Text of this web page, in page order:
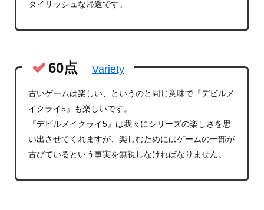
タイリッシュな帰還です。
60点 Variety
古いゲームは楽しい、というのと同じ意味で『デビルメ
イクライ5』も楽しいです。
『デビルメイクライ5』は我々にシリーズの楽しさを思
い出させてくれますが、楽しむためにはゲームの一部が
古びているという事実を無視しなければなりません。